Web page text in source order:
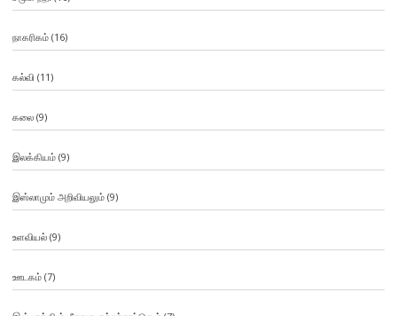
நாகரிகம்(16)
கல்வி (11)
கலை(9)
இலக்கியம்(9)
இஸ்லாமும் அறிவியலும்(9)
உளவியல்(9)
ஊடகம்(7)